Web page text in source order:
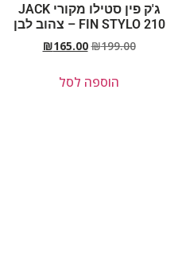
ג'ק פין סטילו מקורי JACK
FIN STYLO 210 – צהוב לבן
₪199.00
₪165.00
הוספה לסל